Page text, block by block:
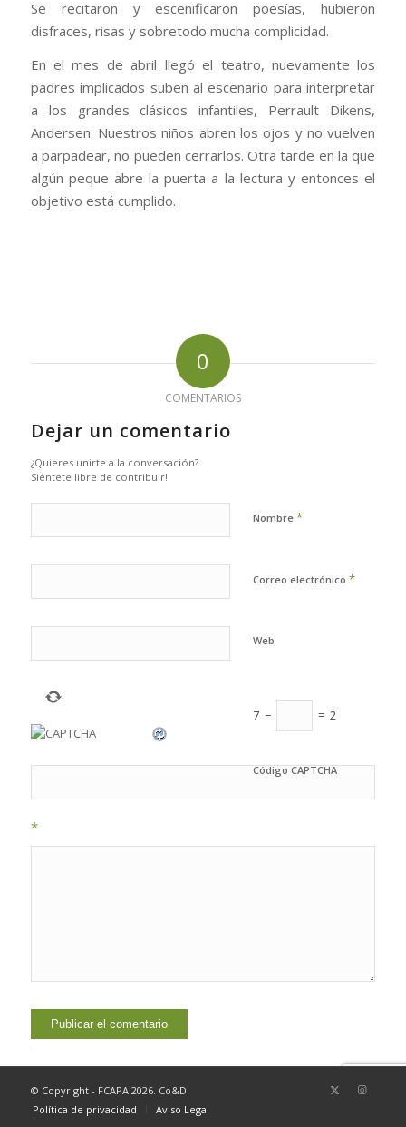
Se recitaron y escenificaron poesías, hubieron
disfraces, risas y sobretodo mucha complicidad.
En el mes de abril llegó el teatro, nuevamente los
padres implicados suben al escenario para interpretar
a los grandes clásicos infantiles, Perrault Dikens,
Andersen. Nuestros niños abren los ojos y no vuelven
a parpadear, no pueden cerrarlos. Otra tarde en la que
algún peque abre la puerta a la lectura y entonces el
objetivo está cumplido.
0
COMENTARIOS
Dejar un comentario
¿Quieres unirte a la conversación?
Siéntete libre de contribuir!
Nombre *
Correo electrónico *
Web
7 − = 2
Código CAPTCHA
*
© Copyright - FCAPA 2026. Co&Di
Política de privacidad
Aviso Legal